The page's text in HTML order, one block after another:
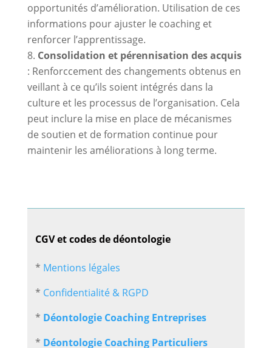
opportunités d’amélioration. Utilisation de ces
informations pour ajuster le coaching et
renforcer l’apprentissage.
Consolidation et pérennisation des acquis
: Renforccement des changements obtenus en
veillant à ce qu’ils soient intégrés dans la
culture et les processus de l’organisation. Cela
peut inclure la mise en place de mécanismes
de soutien et de formation continue pour
maintenir les améliorations à long terme.
CGV et codes de déontologie
* Mentions légales
* Confidentialité & RGPD
* Déontologie Coaching Entreprises
* Déontologie Coaching Particuliers